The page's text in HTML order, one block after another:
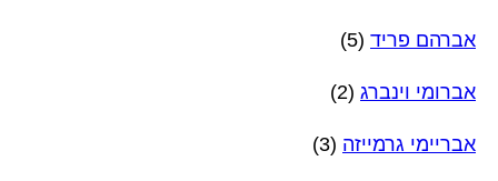
אברהם פריד (5)
אברומי וינברג (2)
אבריימי גרמייזה (3)